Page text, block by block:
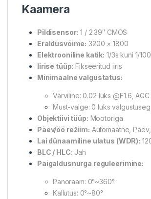
Kaamera
Pildisensor: 1 / 2.39″ CMOS
Eraldusvõime: 3200 × 1800
Elektrooniline katik: 1/3s kuni 1/
Iirise tüüp: Fikseeritud iiris
Minimaalne valgustatus:
Värviline: 0.02 luks @F1.6,
Must-valge: 0 luks
Objektiivi tüüp: Mootoriga
Päev/öö režiim: Automaatne,
Lai dünaamiline ulatus (WDR):
BLC / HLC: Jah
Paigaldusnurga reguleerimine:
Panoraam: 0°~360°
Kallutus: 0°~80°